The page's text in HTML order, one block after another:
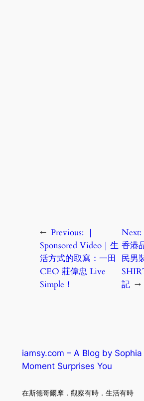
← Previous: ｜
Sponsored Video｜生
活方式的取寫：一田
CEO 莊偉忠 Live
Simple！
Next:
香港
民男
記 →
iamsy.com – A Blog by
Moment Surprises You
在斯德哥爾摩．觀察有時．生活有時